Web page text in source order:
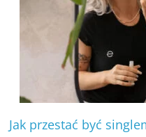
Jak przestać być